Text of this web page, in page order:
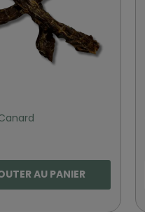
AU PANIER